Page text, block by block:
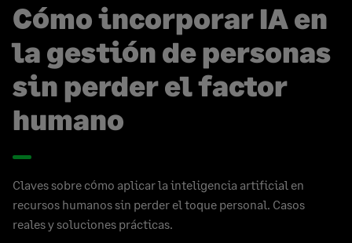
Cómo incorporar IA en
la gestión de personas
sin perder el factor
humano
Claves sobre cómo aplicar la inteligencia artificial en
recursos humanos sin perder el toque personal. Casos
reales y soluciones prácticas.